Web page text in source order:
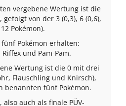
vergebene Wertung ist die
gefolgt von der 3 (0,3), 6 (0,6),
Pokémon).
Pokémon erhalten:
und Pam-Pam.
Wertung ist die 0 mit drei
Flauschling und Knirsch),
benannten fünf Pokémon.
auch als finale PÜV-